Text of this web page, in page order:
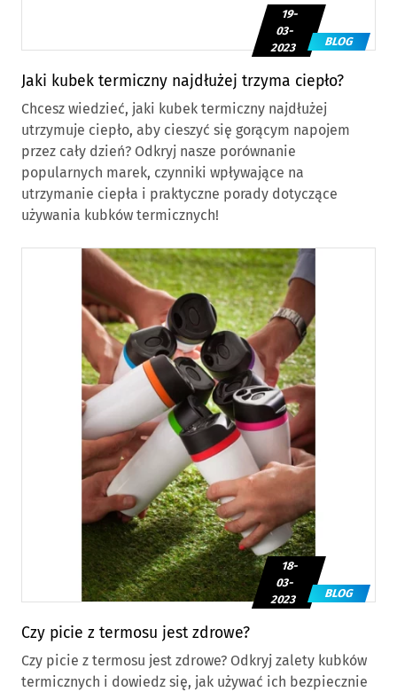
Jaki kubek termiczny najdłużej trzyma ciepło?
19-
03-
2023
BLOG
Chcesz wiedzieć, jaki kubek termiczny najdłużej
utrzymuje ciepło, aby cieszyć się gorącym napojem
przez cały dzień? Odkryj nasze porównanie
popularnych marek, czynniki wpływające na
utrzymanie ciepła i praktyczne porady dotyczące
używania kubków termicznych!
Czy picie z termosu jest zdrowe?
18-
03-
2023
BLOG
Czy picie z termosu jest zdrowe? Odkryj zalety kubków
termicznych i dowiedz się, jak używać ich bezpiecznie